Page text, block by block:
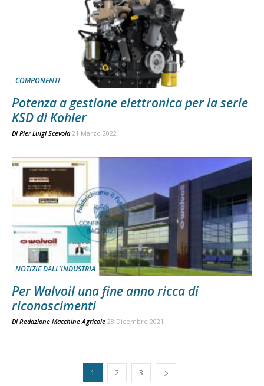
COMPONENTI
Potenza a gestione elettronica per la serie
KSD di Kohler
Di Pier Luigi Scevola 21 Marzo 2022
NOTIZIE DALL'INDUSTRIA
Per Walvoil una fine anno ricca di
riconoscimenti
Di Redazione Macchine Agricole 28 Dicembre 2021
1 2 3